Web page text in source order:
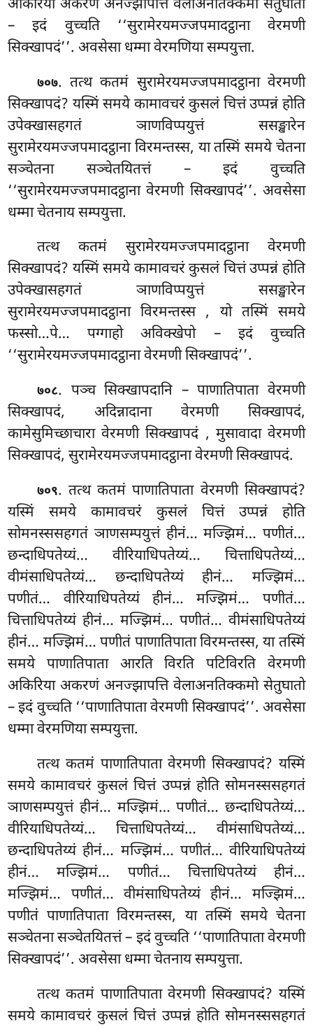
अकिरिया अकरणं अनज्झापत्ति वेलाअनतिक्कमो सेतुघातो
– इदं वुच्चति ‘‘सुरामेरयमज्जपमादट्ठाना वेरमणी
सिक्खापदं’’. अवसेसा धम्मा वेरमणिया सम्पयुत्ता.
७०७. तत्थ कतमं सुरामेरयमज्जपमादट्ठाना वेरमणी
सिक्खापदं? यस्मिं समये कामावचरं कुसलं चित्तं उप्पन्नं होति
उपेक्खासहगतं ञाणविप्पयुत्तं ससङ्खारेन
सुरामेरयमज्जपमादट्ठाना विरमन्तस्स, या तस्मिं समये चेतना
सञ्चेतना सञ्चेतयितत्तं – इदं वुच्चति
‘‘सुरामेरयमज्जपमादट्ठाना वेरमणी सिक्खापदं’’. अवसेसा
धम्मा चेतनाय सम्पयुत्ता.
तत्थ कतमं सुरामेरयमज्जपमादट्ठाना वेरमणी
सिक्खापदं? यस्मिं समये कामावचरं कुसलं चित्तं उप्पन्नं होति
उपेक्खासहगतं ञाणविप्पयुत्तं ससङ्खारेन
सुरामेरयमज्जपमादट्ठाना विरमन्तस्स , यो तस्मिं समये
फस्सो…पे…पग्गाहो अविक्खेपो – इदं वुच्चति
‘‘सुरामेरयमज्जपमादट्ठाना वेरमणी सिक्खापदं’’.
७०८. पञ्च सिक्खापदानि – पाणातिपाता वेरमणी
सिक्खापदं, अदिन्नादाना वेरमणी सिक्खापदं,
कामेसुमिच्छाचारा वेरमणी सिक्खापदं , मुसावादा वेरमणी
सिक्खापदं, सुरामेरयमज्जपमादट्ठाना वेरमणी सिक्खापदं.
७०९. तत्थ कतमं पाणातिपाता वेरमणी सिक्खापदं?
यस्मिं समये कामावचरं कुसलं चित्तं उप्पन्नं होति
सोमनस्ससहगतं ञाणसम्पयुत्तं हीनं… मज्झिमं… पणीतं…
छन्दाधिपतेय्यं… वीरियाधिपतेय्यं… चित्ताधिपतेय्यं…
वीमंसाधिपतेय्यं… छन्दाधिपतेय्यं हीनं… मज्झिमं…
पणीतं… वीरियाधिपतेय्यं हीनं… मज्झिमं… पणीतं…
चित्ताधिपतेय्यं हीनं… मज्झिमं… पणीतं… वीमंसाधिपतेय्यं
हीनं… मज्झिमं… पणीतं पाणातिपाता विरमन्तस्स, या तस्मिं
समये पाणातिपाता आरति विरति पटिविरति वेरमणी
अकिरिया अकरणं अनज्झापत्ति वेलाअनतिक्कमो सेतुघातो
– इदं वुच्चति ‘‘पाणातिपाता वेरमणी सिक्खापदं’’. अवसेसा
धम्मा वेरमणिया सम्पयुत्ता.
तत्थ कतमं पाणातिपाता वेरमणी सिक्खापदं? यस्मिं
समये कामावचरं कुसलं चित्तं उप्पन्नं होति सोमनस्ससहगतं
ञाणसम्पयुत्तं हीनं… मज्झिमं… पणीतं… छन्दाधिपतेय्यं…
वीरियाधिपतेय्यं… चित्ताधिपतेय्यं… वीमंसाधिपतेय्यं…
छन्दाधिपतेय्यं हीनं… मज्झिमं… पणीतं… वीरियाधिपतेय्यं
हीनं… मज्झिमं… पणीतं… चित्ताधिपतेय्यं हीनं…
मज्झिमं… पणीतं… वीमंसाधिपतेय्यं हीनं… मज्झिमं…
पणीतं पाणातिपाता विरमन्तस्स, या तस्मिं समये चेतना
सञ्चेतना सञ्चेतयितत्तं – इदं वुच्चति ‘‘पाणातिपाता वेरमणी
सिक्खापदं’’. अवसेसा धम्मा चेतनाय सम्पयुत्ता.
तत्थ कतमं पाणातिपाता वेरमणी सिक्खापदं? यस्मिं
समये कामावचरं कुसलं चित्तं उप्पन्नं होति सोमनस्ससहगतं